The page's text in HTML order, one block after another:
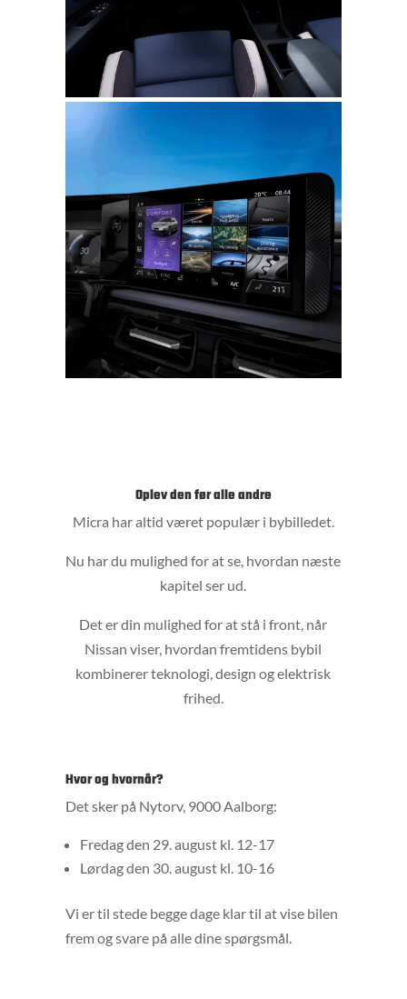
Oplev den før alle andre
Micra har altid været populær i bybilledet.
Nu har du mulighed for at se, hvordan næste
kapitel ser ud.
Det er din mulighed for at stå i front, når
Nissan viser, hvordan fremtidens bybil
kombinerer teknologi, design og elektrisk
frihed.
Hvor og hvornår?
Det sker på Nytorv, 9000 Aalborg:
Fredag den 29. august kl. 12-17
Lørdag den 30. august kl. 10-16
Vi er til stede begge dage klar til at vise bilen
frem og svare på alle dine spørgsmål.